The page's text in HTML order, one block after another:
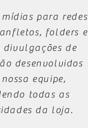
mídias para redes
folders e
divulgações de
desenvolvidos
equipe,
todas as
da loja.